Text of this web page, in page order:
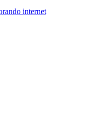
internet